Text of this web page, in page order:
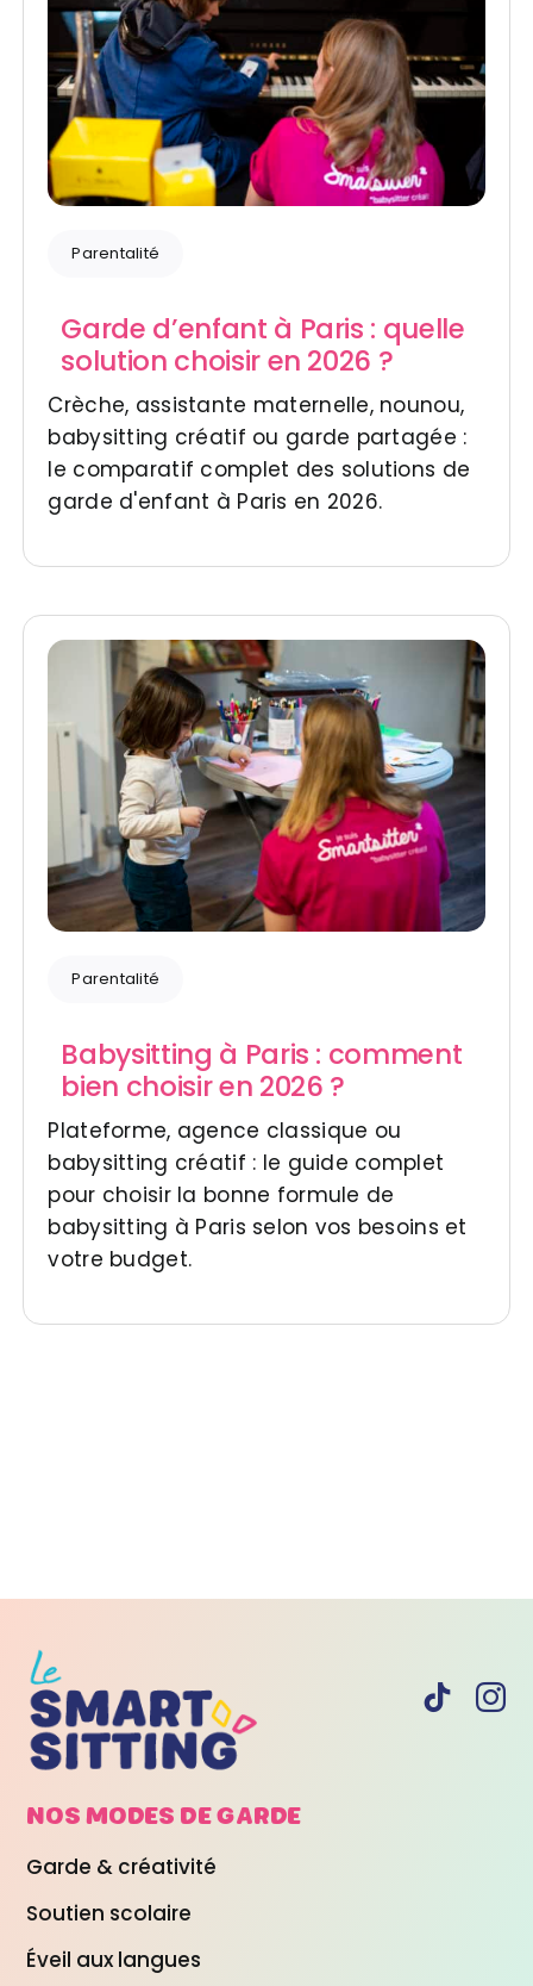
Parentalité
Garde d’enfant à Paris : quelle
solution choisir en 2026 ?
Crèche, assistante maternelle, nounou,
babysitting créatif ou garde partagée :
le comparatif complet des solutions de
garde d'enfant à Paris en 2026.
Parentalité
Babysitting à Paris : comment
bien choisir en 2026 ?
Plateforme, agence classique ou
babysitting créatif : le guide complet
pour choisir la bonne formule de
babysitting à Paris selon vos besoins et
votre budget.
NOS MODES DEGARDE
Garde & créativité
Soutien scolaire
Éveil aux langues